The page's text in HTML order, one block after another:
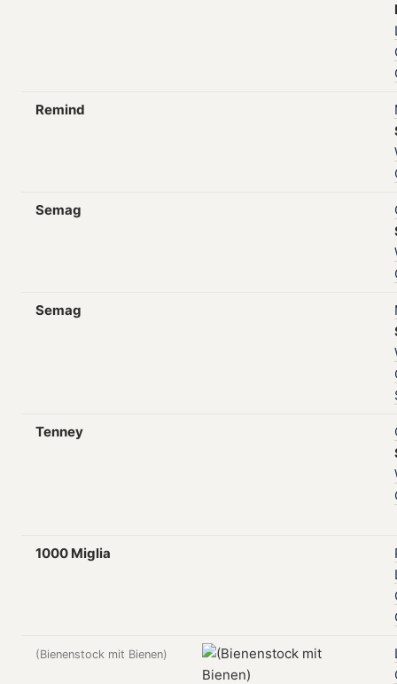
Remind
Semag
Semag
Tenney
1000 Miglia
(Bienenstock mit Bienen)